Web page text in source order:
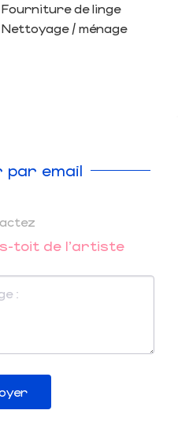
Fourniture de linge
Nettoyage / ménage
par email
toit de l'artiste